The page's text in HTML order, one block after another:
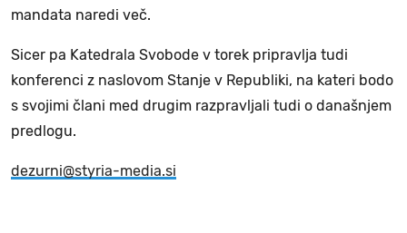
mandata naredi več.
Sicer pa Katedrala Svobode v torek pripravlja tudi
konferenci z naslovom Stanje v Republiki, na kateri bodo
s svojimi člani med drugim razpravljali tudi o današnjem
predlogu.
dezurni@styria-media.si